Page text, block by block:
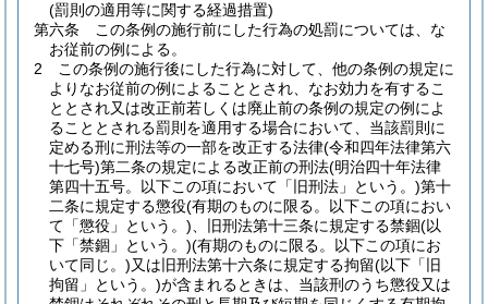
(罰則の適用等に関する経過措置)
第六条
この条例の施行前にした行為の処罰については、な
お従前の例による。
2
この条例の施行後にした行為に対して、他の条例の規定に
よりなお従前の例によることとされ、なお効力を有するこ
ととされ又は改正前若しくは廃止前の条例の規定の例によ
ることとされる罰則を適用する場合において、当該罰則に
定める刑に刑法等の一部を改正する法律(令和四年法律第六
十七号)第二条の規定による改正前の刑法(明治四十年法律
第四十五号。以下この項において「旧刑法」という。)第十
二条に規定する懲役(有期のものに限る。以下この項におい
て「懲役」という。) 、旧刑法第十三条に規定する禁錮(以
下「禁錮」という。)(有期のものに限る。以下この項にお
いて同じ。)又は旧刑法第十六条に規定する拘留(以下「旧
拘留」という。)が含まれるときは、当該刑のうち懲役又は